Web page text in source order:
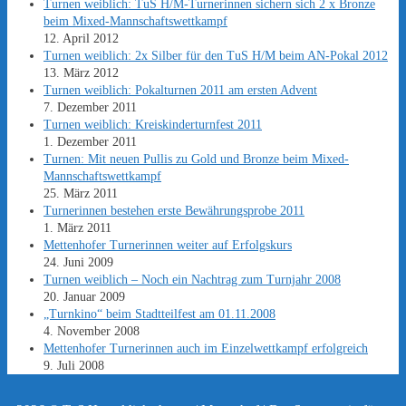
Turnen weiblich: TuS H/M-Turnerinnen sichern sich 2 x Bronze
beim Mixed-Mannschaftswettkampf
12. April 2012
Turnen weiblich: 2x Silber für den TuS H/M beim AN-Pokal 2012
13. März 2012
Turnen weiblich: Pokalturnen 2011 am ersten Advent
7. Dezember 2011
Turnen weiblich: Kreiskinderturnfest 2011
1. Dezember 2011
Turnen: Mit neuen Pullis zu Gold und Bronze beim Mixed-
Mannschaftswettkampf
25. März 2011
Turnerinnen bestehen erste Bewährungsprobe 2011
1. März 2011
Mettenhofer Turnerinnen weiter auf Erfolgskurs
24. Juni 2009
Turnen weiblich – Noch ein Nachtrag zum Turnjahr 2008
20. Januar 2009
„Turnkino“ beim Stadtteilfest am 01.11.2008
4. November 2008
Mettenhofer Turnerinnen auch im Einzelwettkampf erfolgreich
9. Juli 2008